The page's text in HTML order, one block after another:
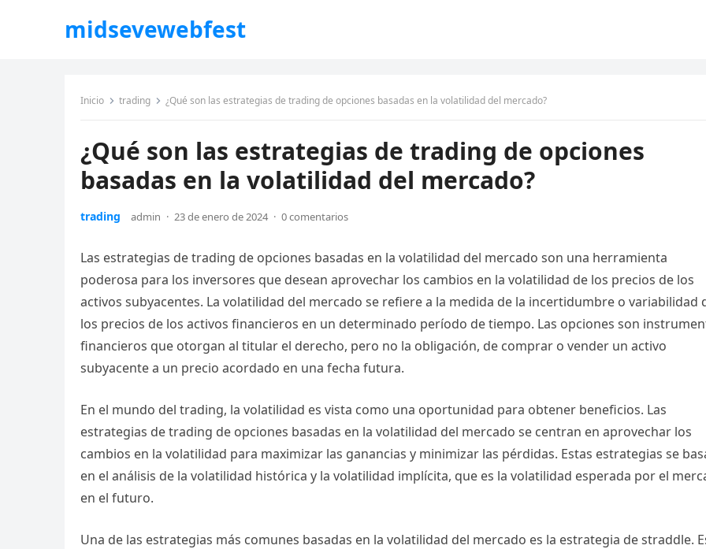
midsevewebfest
Inicio trading ¿Qué son las estrategias de trading de opciones basadas en la volatilidad del mercado?
¿Qué son las estrategias de trading de opciones
basadas en la volatilidad del mercado?
trading admin · 23 de enero de 2024 · 0 comentarios
Las estrategias de trading de opciones basadas en la volatilidad del mercado son una herramienta
poderosa para los inversores que desean aprovechar los cambios en la volatilidad de los precios de los
activos subyacentes. La volatilidad del mercado se refiere a la medida de la incertidumbre o variabilidad
los precios de los activos financieros en un determinado período de tiempo. Las opciones son
financieros que otorgan al titular el derecho, pero no la obligación, de comprar o vender un activo
subyacente a un precio acordado en una fecha futura.
En el mundo del trading, la volatilidad es vista como una oportunidad para obtener beneficios. Las
estrategias de trading de opciones basadas en la volatilidad del mercado se centran en aprovechar los
cambios en la volatilidad para maximizar las ganancias y minimizar las pérdidas. Estas estrategias se
en el análisis de la volatilidad histórica y la volatilidad implícita, que es la volatilidad esperada por el
en el futuro.
Una de las estrategias más comunes basadas en la volatilidad del mercado es la estrategia de straddle.